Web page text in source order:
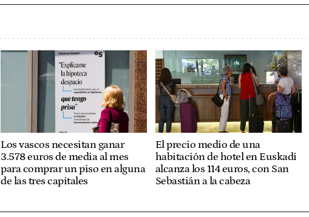
Los vascos necesitan ganar
3.578 euros de media al mes
para comprar un piso en alguna
de las tres capitales
El precio medio de una
habitación de hotel en Euskadi
alcanza los 114 euros, con San
Sebastián a la cabeza